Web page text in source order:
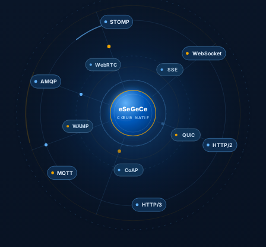
WebSocket
HTTP/2
HTTP/3
MQTT
STOMP
CoAP
eSeGeCe
CŒUR NATIF